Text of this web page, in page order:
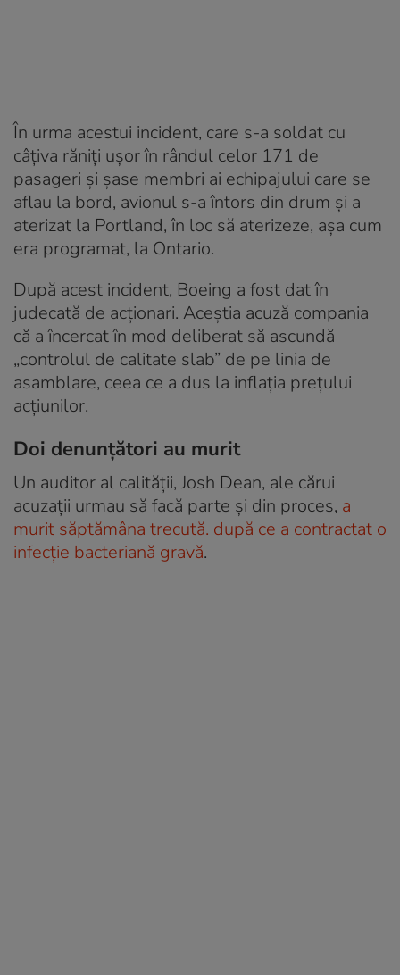
În urma acestui incident, care s-a soldat cu
câţiva răniţi uşor în rândul celor 171 de
pasageri şi şase membri ai echipajului care se
aflau la bord, avionul s-a întors din drum şi a
aterizat la Portland, în loc să aterizeze, aşa cum
era programat, la Ontario.
După acest incident, Boeing a fost dat în
judecată de acţionari. Aceștia acuză compania
că a încercat în mod deliberat să ascundă
„controlul de calitate slab” de pe linia de
asamblare, ceea ce a dus la inflaţia preţului
acţiunilor.
Doi denunțători au murit
Un auditor al calității, Josh Dean, ale cărui
acuzații urmau să facă parte și din proces, a
murit săptămâna trecută. după ce a contractat o
infecție bacteriană gravă.